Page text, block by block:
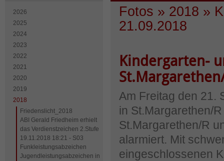
2026
2025
2024
2023
2022
2021
2020
2019
2018
Friedenslicht_2018
ABI Gerald Friedheim erhielt
das Verdienstzeichen 2.Stufe
19.11.2018 18:21 - S03
Funkleistungsabzeichen
Jugendleistungsabzeichen in
Fotos » 2018 »
21.09.2018
Kindergarten-
Am Freitag den 21.
in St.Margarethen/
St.Margarethen/R
alarmiert. Mit
eingeschlossenen